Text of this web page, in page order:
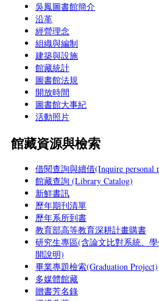
吳鳳圖書館簡介
沿革
經營理念
組織與編制
建築與設施
館藏統計
圖書館法規
開放時間
圖書館大事紀
活動照片
館藏資源與檢索
借閱查詢與續借(Inquire personal
館藏查詢 (Library Catalog)
新鮮書訊
歷年期刊清單
歷年系所到書
教育部高等教育深耕計畫購書
研究生專區(含論文比對系統、
開說明)
畢業專題檢索(Graduation Project)
多媒體館藏
贈書芳名錄